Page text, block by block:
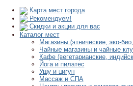
Карта мест города
Рекомендуем!
Скидки и акции для вас
Каталог мест
Магазины (этнические, эко-
Чайные магазины и чайные
Кафе (вегетарианские,
Йога и пилатес
Ушу и цигун
Массаж и СПА